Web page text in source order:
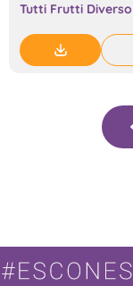
Tutti Frutti Diverso